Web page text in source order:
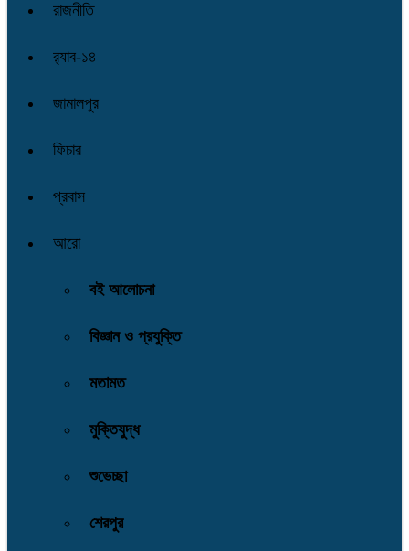
রাজনীতি
র‌্যাব-১৪
জামালপুর
ফিচার
প্রবাস
আরো
বই আলোচনা
বিজ্ঞান ও প্রযুক্তি
মতামত
মুক্তিযুদ্ধ
শুভেচ্ছা
শেরপুর